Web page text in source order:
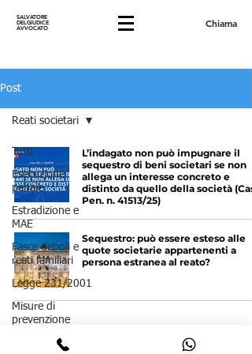
SALVATORE
DELGIUDICE
AVVOCATO Chiama
Post
Tutti
Esecuzione
penale
Estradizione e
MAE
Fasce deboli e
reati familiari
Legge 231/2001
Misure di
prevenzione
Reati contro il
Reati societari
L’indagato non può impugnare il
sequestro di beni societari se non
allega un interesse concreto e
distinto da quello della società
Pen. n. 41513/25)
Sequestro: può essere esteso alle
quote societarie appartenenti a
persona estranea al reato?